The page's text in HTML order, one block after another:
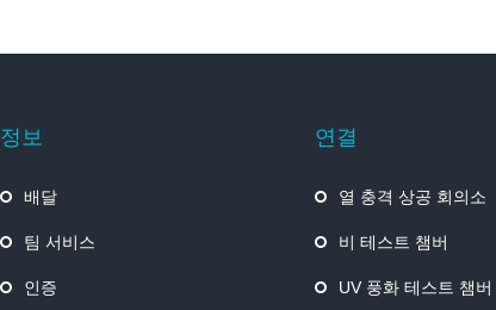
정보
배달
팀 서비스
인증
연결
열 충격 상공 회의소
비 테스트 챔버
UV 풍화 테스트 챔버